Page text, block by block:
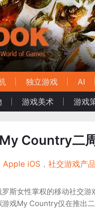
独立游戏 AI
游戏美术 游戏
Country二
Apple iOS ， 社交游戏产
罗斯女性掌权的移动社交
戏My Country仅在推出